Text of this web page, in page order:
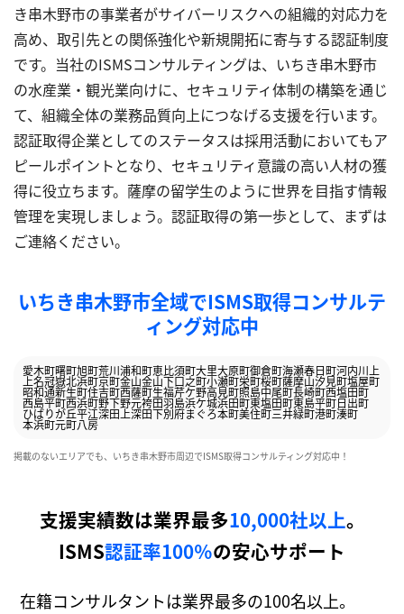
き串木野市の事業者がサイバーリスクへの組織的対応力を
高め、取引先との関係強化や新規開拓に寄与する認証制度
です。当社のISMSコンサルティングは、いちき串木野市
の水産業・観光業向けに、セキュリティ体制の構築を通じ
て、組織全体の業務品質向上につなげる支援を行います。
認証取得企業としてのステータスは採用活動においてもア
ピールポイントとなり、セキュリティ意識の高い人材の獲
得に役立ちます。薩摩の留学生のように世界を目指す情報
管理を実現しましょう。認証取得の第一歩として、まずは
ご連絡ください。
いちき串木野市全域でISMS取得コンサルテ
ィング対応中
愛木町曙町旭町荒川浦和町恵比須町大里大原町御倉町海瀬春日町河内川上
上名冠嶽北浜町京町金山金山下口之町小瀬町栄町桜町薩摩山汐見町塩屋町
昭和通新生町住吉町西薩町生福芹ケ野高見町照島中尾町長崎町西塩田町
西島平町西浜町野下野元袴田羽島浜ケ城浜田町東塩田町東島平町日出町
ひばりが丘平江深田上深田下別府まぐろ本町美住町三井緑町港町湊町
本浜町元町八房
掲載のないエリアでも、いちき串木野市周辺でISMS取得コンサルティング対応中！
支援実績数は業界最多10,000社以上。
ISMS認証率100％の安心サポート
在籍コンサルタントは業界最多の100名以上。